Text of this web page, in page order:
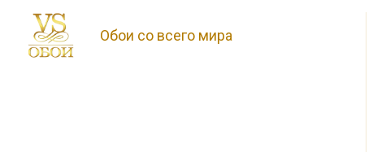
Обои со всего мира